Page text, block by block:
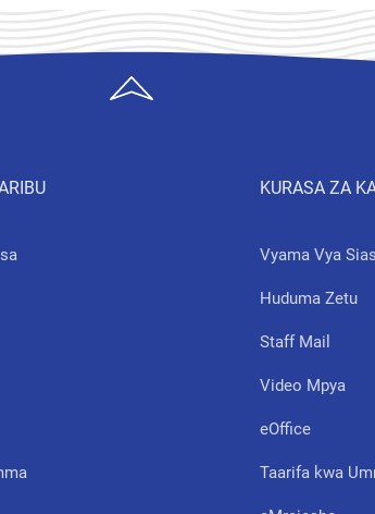
KURASA ZA
Vyama Vya
Huduma Zetu
Staff Mail
Video Mpya
eOffice
Taarifa kwa